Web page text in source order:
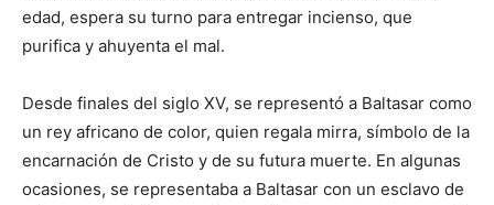
edad, espera su turno para entregar incienso, que
purifica y ahuyenta el mal.
Desde finales del siglo XV, se representó a Baltasar como
un rey africano de color, quien regala mirra, símbolo de la
encarnación de Cristo y de su futura muerte. En algunas
ocasiones, se representaba a Baltasar con un esclavo de